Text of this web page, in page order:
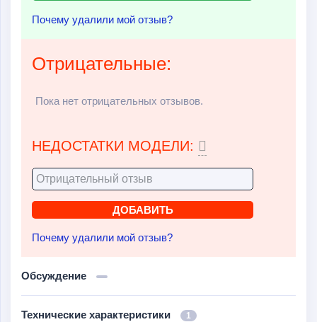
Почему удалили мой отзыв?
Отрицательные:
Пока нет отрицательных отзывов.
НЕДОСТАТКИ МОДЕЛИ:
Почему удалили мой отзыв?
Обсуждение
Технические характеристики 1